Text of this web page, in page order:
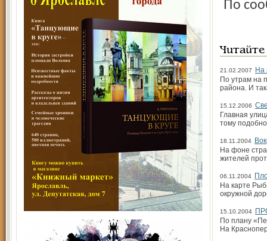
По
21.02.2007
На
По утрам на
района. И
15.12.2006
Главная
тому
18.11.2004
На фоне
жителей
06.11.2004
На карте
окружной
15.10.2004
По плану
На